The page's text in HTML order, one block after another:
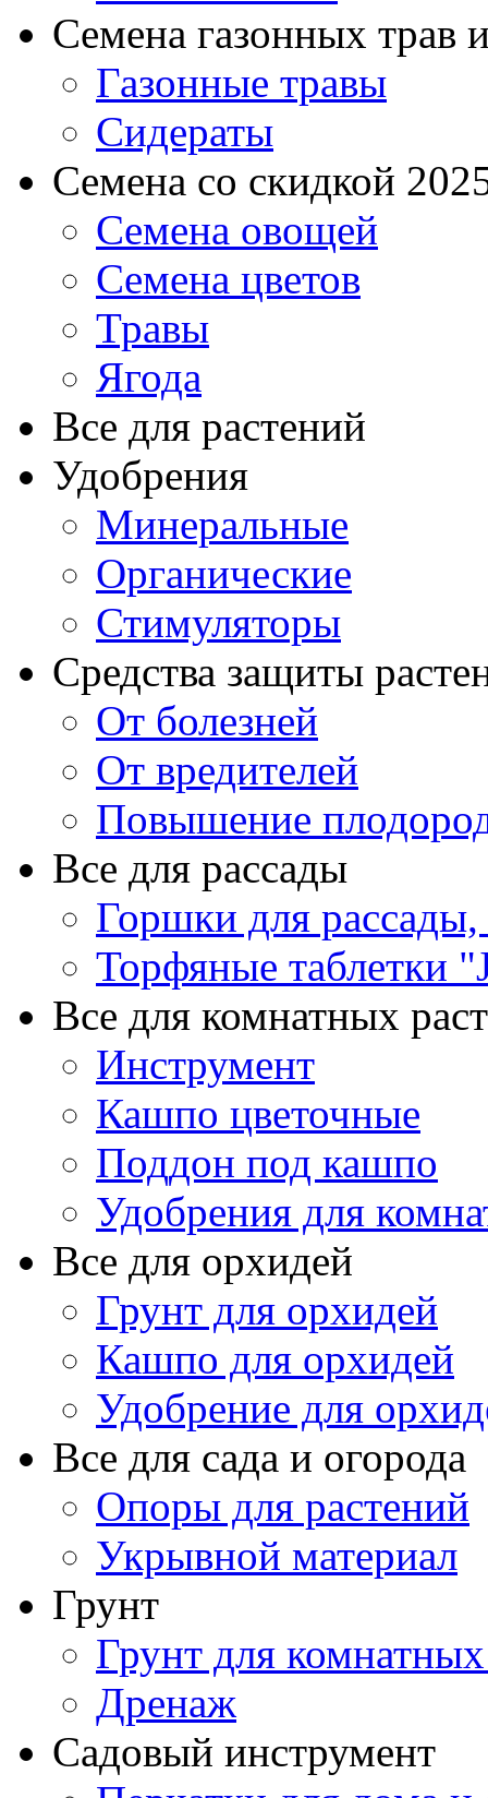
Семена газонных трав
Газонные травы
Сидераты
Семена со скидкой
Семена овощей
Семена цветов
Травы
Ягода
Все для растений
Удобрения
Минеральные
Органические
Стимуляторы
Средства защиты
От болезней
От вредителей
Повышение
Все для рассады
Горшки для рассады,
Торфяные таблетки
Все для комнатных
Инструмент
Кашпо цветочные
Поддон под кашпо
Удобрения для
Все для орхидей
Грунт для орхидей
Кашпо для орхидей
Удобрение для
Все для сада и огорода
Опоры для растений
Укрывной материал
Грунт
Грунт для
Дренаж
Садовый инструмент